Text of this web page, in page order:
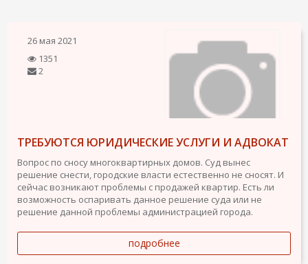
26 мая 2021
1351
2
ТРЕБУЮТСЯ ЮРИДИЧЕСКИЕ УСЛУГИ И АДВОКАТ
Вопрос по сносу многоквартирных домов. Суд вынес
решение снести, городские власти естественно не сносят. И
сейчас возникают проблемы с продажей квартир. Есть ли
возможность оспаривать данное решение суда или не
решение данной проблемы администрацией города.
подробнее